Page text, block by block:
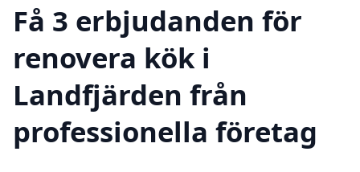
Få 3 erbjudanden för
renovera kök i
Landfjärden från
professionella företag